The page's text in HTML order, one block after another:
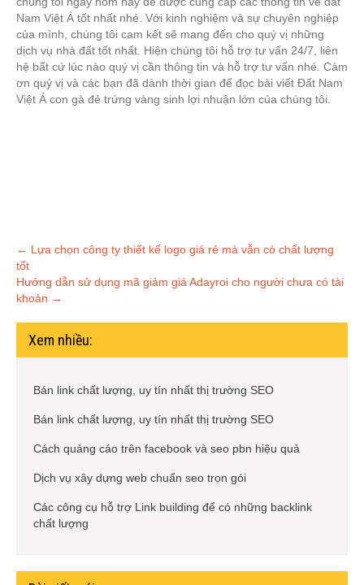
Nam Việt Á tốt nhất nhé. Với kinh nghiệm và sự chuyên nghiệp
của mình, chúng tôi cam kết sẽ mang đến cho quý vị những
dịch vụ nhà đất tốt nhất. Hiện chúng tôi hỗ trợ tư vấn 24/7, liên
hệ bất cứ lúc nào quý vị cần thông tin và hỗ trợ tư vấn nhé. Cám
ơn quý vị và các bạn đã dành thời gian để đọc bài viết Đất Nam
Việt Á con gà đẻ trứng vàng sinh lợi nhuận lớn của chúng tôi.
Post
navigation
← Lựa chọn công ty thiết kế logo giá rẻ mà vẫn có chất lượng
tốt
Hướng dẫn sử dụng mã giảm giá Adayroi cho người chưa có tài
khoản →
Xem nhiều:
Bán link chất lượng, uy tín nhất thị trường SEO
Bán link chất lượng, uy tín nhất thị trường SEO
Cách quảng cáo trên facebook và seo pbn hiệu quả
Dịch vụ xây dựng web chuẩn seo trọn gói
Các công cụ hỗ trợ Link building để có những backlink
chất lượng